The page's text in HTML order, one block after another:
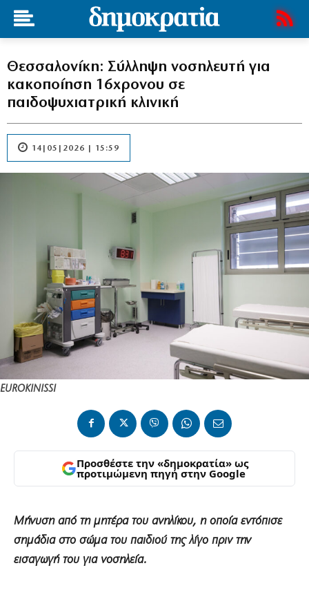
Θεσσαλονίκη: Σύλληψη νοσηλευτή για
κακοποίηση 16χρονου σε
παιδοψυχιατρική κλινική
14|05|2026 | 15:59
EUROKINISSI
Προσθέστε την «δημοκρατία» ως
προτιμώμενη πηγή στην Google
Μήνυση από τη μητέρα του ανηλίκου, η οποία εντόπισε
σημάδια στο σώμα του παιδιού της λίγο πριν την
εισαγωγή του για νοσηλεία.